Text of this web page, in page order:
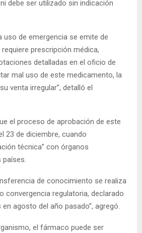
debe ser utilizado sin indicación
uso de emergencia se emite de
prescripción médica,
detalladas en el oficio de
mal uso de este medicamento, la
venta irregular”, detalló el
el proceso de aprobación de este
23 de diciembre, cuando
técnica” con órganos
países.
de conocimiento se realiza
convergencia regulatoria, declarado
agosto del año pasado”, agregó.
el fármaco puede ser